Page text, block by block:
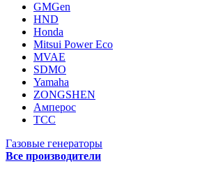
GMGen
HND
Honda
Mitsui Power Eco
MVAE
SDMO
Yamaha
ZONGSHEN
Амперос
ТСС
Газовые генераторы
Все производители